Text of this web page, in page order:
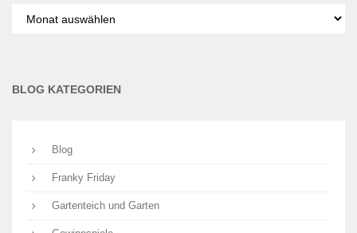
nach
BLOG KATEGORIEN
Blog
Franky Friday
Gartenteich und Garten